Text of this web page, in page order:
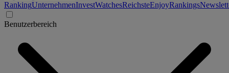
RankingUnternehmenInvestWatchesReichsteEnjoyRankings
Benutzerbereich